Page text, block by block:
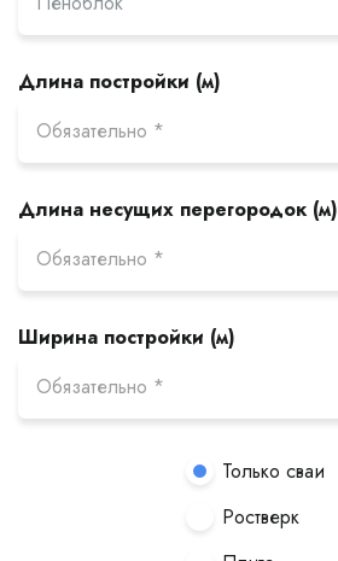
Длина постройки (м)
Длина несущих перегородок (м)
Ширина постройки (м)
Только сваи
Ростверк